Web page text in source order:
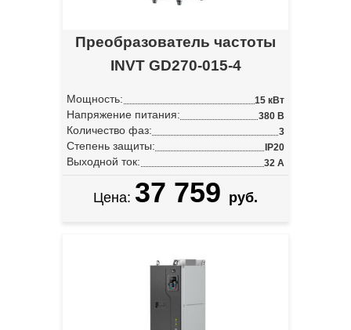
Преобразователь частоты
INVT GD270-015-4
Мощность: 15 кВт
Напряжение питания: 380 В
Количество фаз: 3
Степень защиты: IP20
Выходной ток: 32 А
Цена: 37 759 руб.